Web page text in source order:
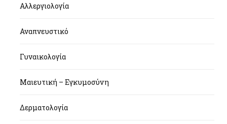
Αλλεργιολογία
Αναπνευστικό
Γυναικολογία
Μαιευτική – Εγκυμοσύνη
Δερματολογία